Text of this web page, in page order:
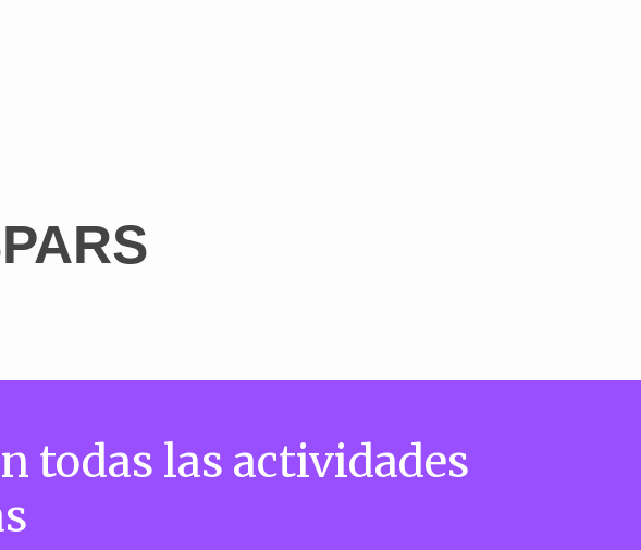
todas las actividades